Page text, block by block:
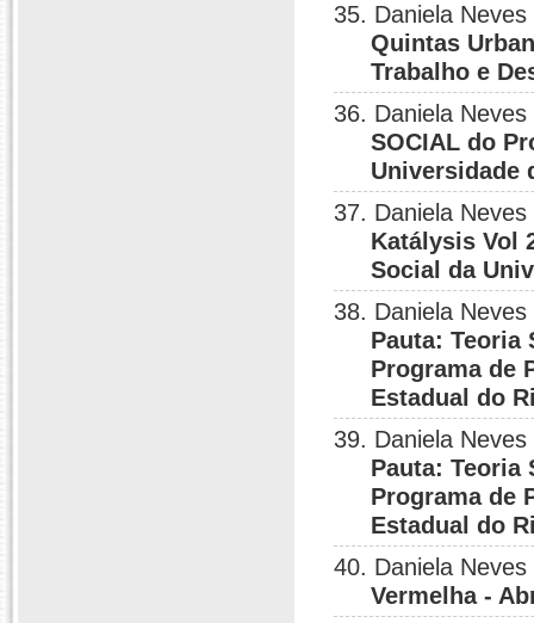
35. Daniela
Quintas
Trabalho e
36. Daniela
SOCIAL do
Universidade
37. Daniela
Katálysis Vol
Social da
38. Daniela
Pauta: Teoria
Programa de
Estadual do
39. Daniela
Pauta: Teoria
Programa de
Estadual do
40. Daniela
Vermelha -